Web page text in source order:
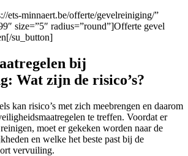
ets-minnaert.be/offerte/gevelreiniging/”
size=”5″ radius=”round”]Offerte gevel
su_button]
bij
Wat zijn de risico’s?
kan risico’s met zich meebrengen en daarom
te treffen. Voordat er
moet er gekeken worden naar de
en welke het beste past bij de
vervuiling.